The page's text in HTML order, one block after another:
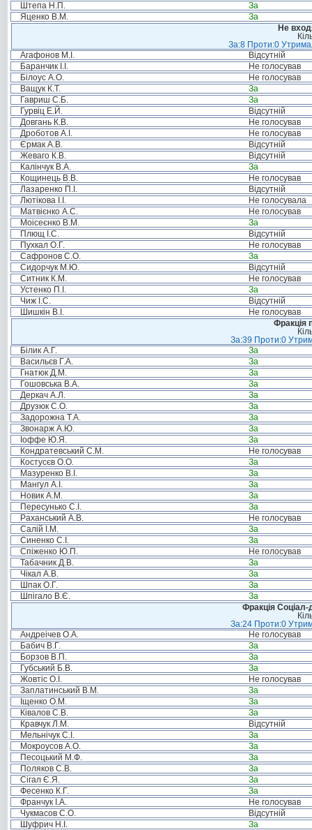
Штепа Н.П.
За
Яценко В.М.
За
Не
За:8 Проти:0
Агафонов М.І.
Відсутній
Баранчик І.І.
Не голосував
Білоус А.О.
Не голосував
Ващук К.Т.
За
Гавриш С.Б.
За
Гурвіц Е.Й.
Відсутній
Довгань К.В.
Не голосував
Дроботов А.І.
Не голосував
Єрмак А.В.
Відсутній
Жеваго К.В.
Відсутній
Калінчук В.А.
За
Кощинець В.В.
Не голосував
Лазаренко П.І.
Відсутній
Лютікова І.І.
Не голосувала
Матвієнко А.С.
Не голосував
Моісеєнко В.М.
За
Плющ І.С.
Відсутній
Пухкал О.Г.
Не голосував
Сафронов С.О.
За
Сидорчук М.Ю.
Відсутній
Ситник К.М.
Не голосував
Устенко П.І.
За
Чиж І.С.
Відсутній
Шишкін В.І.
Не голосував
Фракція
За:39 Проти:0
Білик А.Г.
За
Васильєв Г.А.
За
Гнатюк Д.М.
За
Гошовська В.А.
За
Деркач А.Л.
За
Друзюк С.О.
За
Задорожна Т.А.
За
Звонарж А.Ю.
За
Іоффе Ю.Я.
За
Кондратевський С.М.
Не голосував
Костусєв О.О.
За
Мазуренко В.І.
За
Мангул А.І.
За
Новик А.М.
За
Пересунько С.І.
За
Раханський А.В.
Не голосував
Салій І.М.
За
Синенко С.І.
За
Спіженко Ю.П.
Не голосував
Табачник Д.В.
За
Чікал А.В.
За
Шпак О.Г.
За
Шпігало В.Є.
За
Фракція Соціал-
За:24 Проти:0
Андреічев О.А.
Не голосував
Бабич В.Г.
За
Борзов В.П.
За
Губський Б.В.
За
Жовтіс О.І.
Не голосував
Заплатинський В.М.
За
Іщенко О.М.
За
Ківалов С.В.
За
Кравчук Л.М.
Відсутній
Мельнічук С.І.
За
Мокроусов А.О.
За
Песоцький М.Ф.
За
Поляков С.В.
За
Сігал Є.Я.
За
Фесенко К.Г.
За
Франчук І.А.
Не голосував
Чукмасов С.О.
Відсутній
Шуфрич Н.І.
За